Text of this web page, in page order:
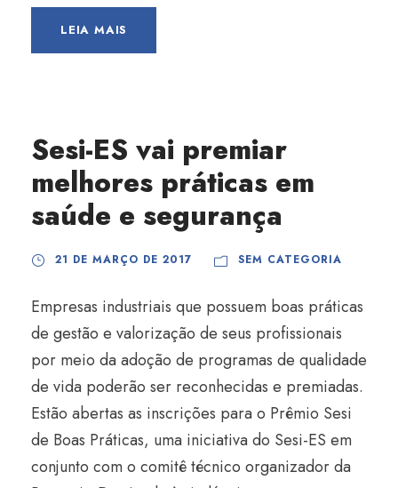
LEIA MAIS
Sesi-ES vai premiar
melhores práticas em
saúde e segurança
21 DE MARÇO DE 2017 SEM CATEGORIA
Empresas industriais que possuem boas práticas
de gestão e valorização de seus profissionais
por meio da adoção de programas de qualidade
de vida poderão ser reconhecidas e premiadas.
Estão abertas as inscrições para o Prêmio Sesi
de Boas Práticas, uma iniciativa do Sesi-ES em
conjunto com o comitê técnico organizador da